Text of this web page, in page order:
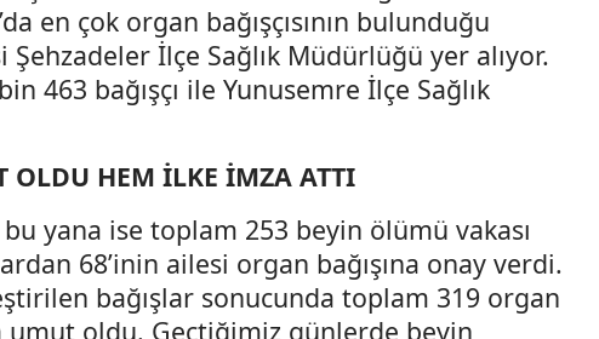
en çok organ bağışçısının bulunduğu
İlçe Sağlık Müdürlüğü yer alıyor.
463 bağışçı ile Yunusemre İlçe Sağlık
OLDU HEM İLKE İMZA ATTI
bu yana ise toplam 253 beyin ölümü vakası
68’inin ailesi organ bağışına onay verdi.
bağışlar sonucunda toplam 319 organ
umut oldu. Geçtiğimiz günlerde beyin